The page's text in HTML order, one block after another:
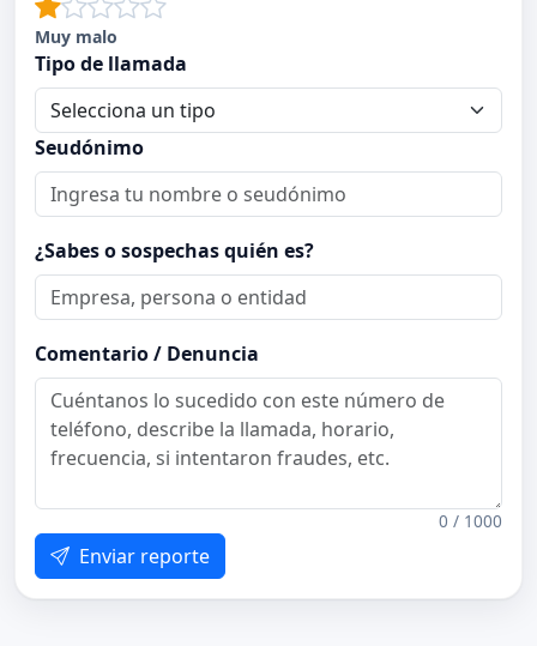
Muy malo
Tipo de llamada
Seudónimo
¿Sabes o sospechas quién es?
Comentario / Denuncia
0 / 1000
Enviar reporte